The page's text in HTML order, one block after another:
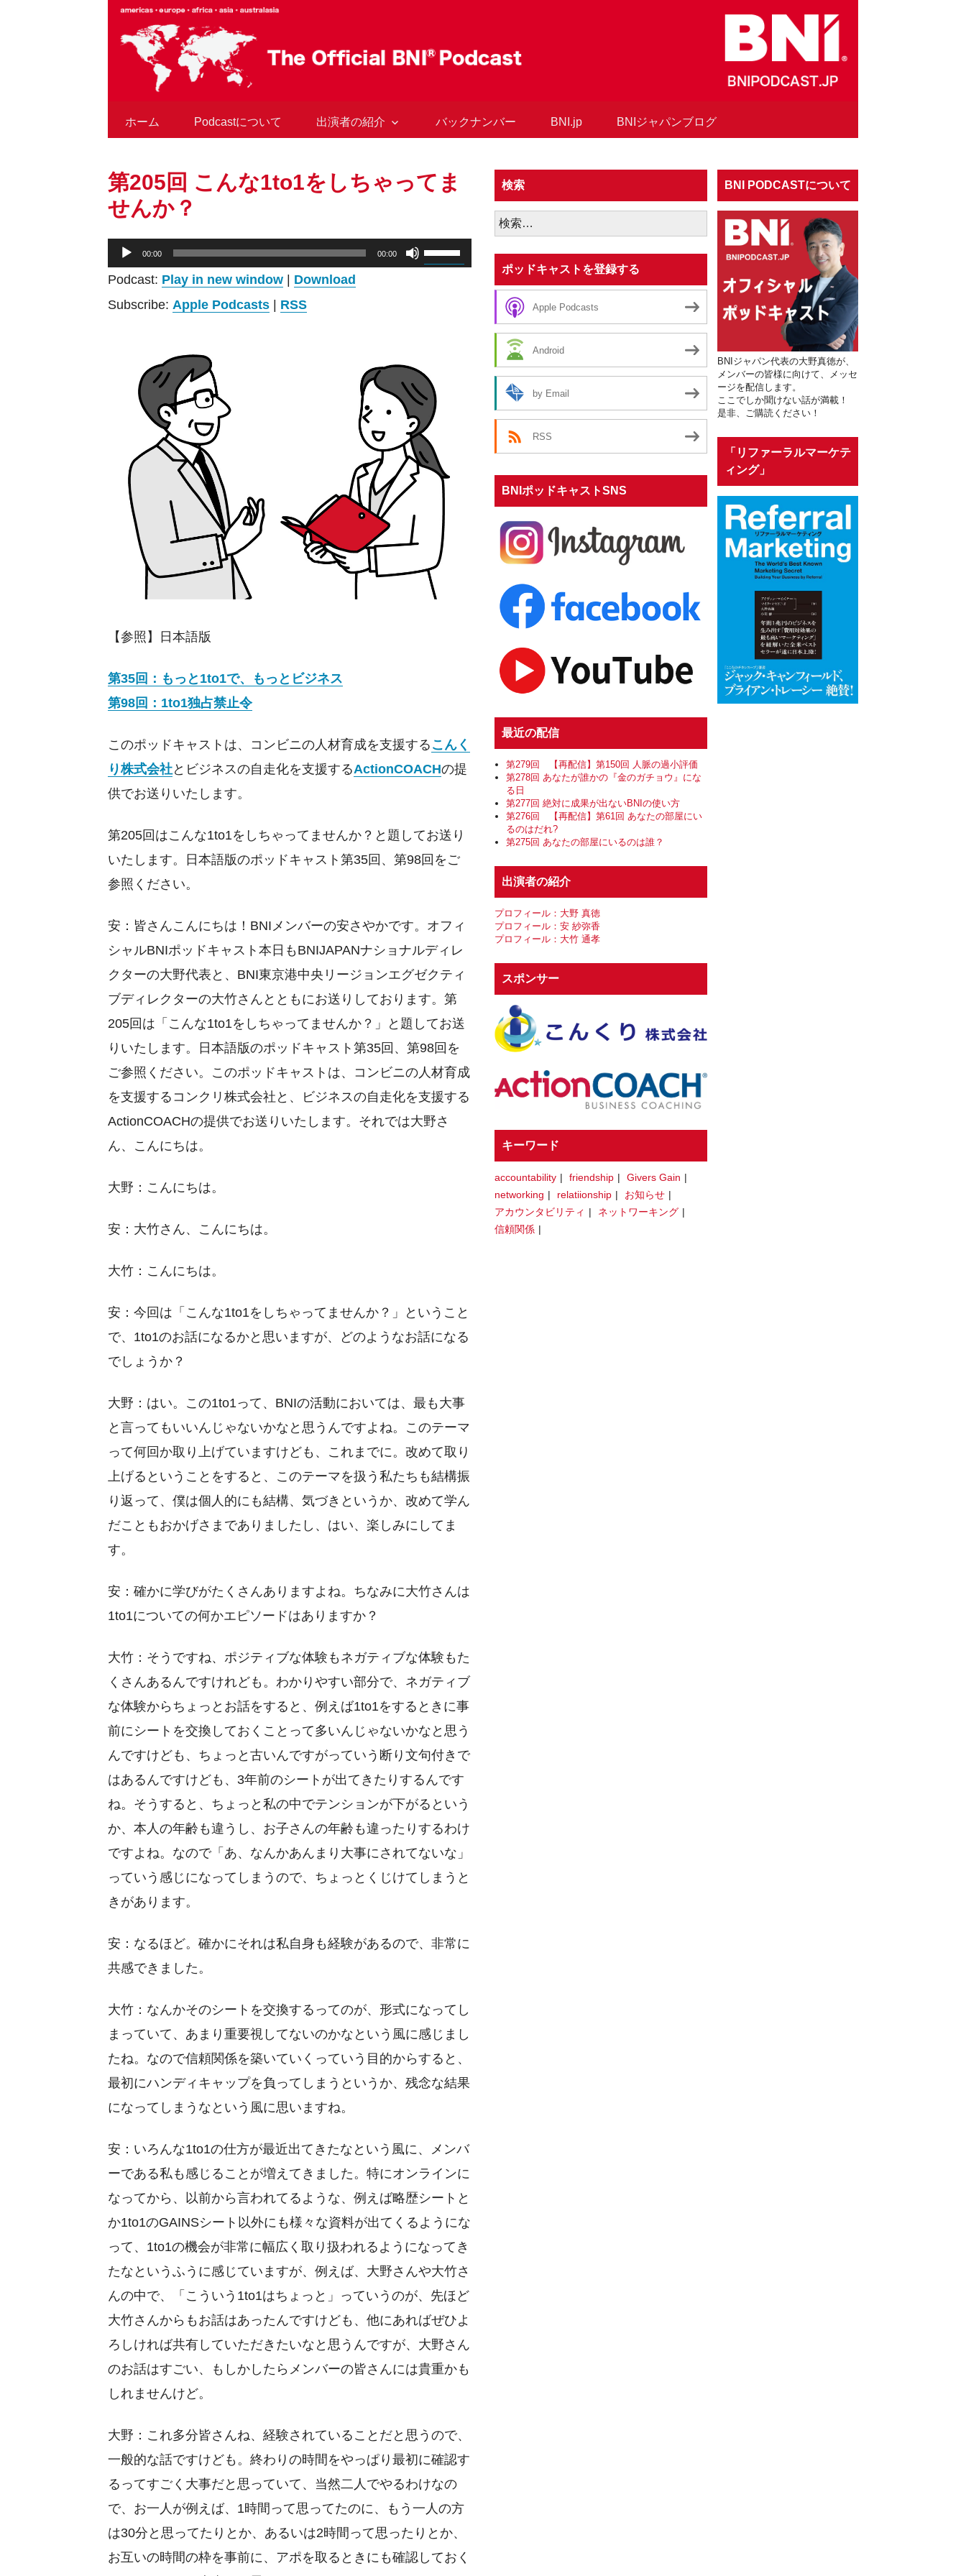
ホーム Podcastについて 出演者の紹介 バックナンバー BNI.jp BNIジャパンブログ
第205回 こんな1to1をしちゃってま
せんか？
プ
レ
00:00 00:00
リ
は
上
下
矢
印
キ
く
だ
Podcast: Play in new window
Download
Subscribe: Apple Podcasts RSS
【参照】日本語版
第35回：もっと1to1で、もっとビジネス
第98回：1to1独占禁止令
このポッドキャストは、コンビニの人材育成を支援する こんく
り株式会社とビジネスの自走化を支援するActionCOACHの提
供でお送りいたします。
第205回はこんな1to1をしちゃってませんか？と題してお送り
いたします。日本語版のポッドキャスト第35回、第98回をご
参照ください。
安：皆さんこんにちは！BNIメンバーの安さやかです。オフィ
シャルBNIポッドキャスト本日もBNIJAPANナショナルディレ
クターの大野代表と、BNI東京港中央リージョンエグゼクティ
ブディレクターの大竹さんとともにお送りしております。第
205回は「こんな1to1をしちゃってませんか？」と題してお送
りいたします。日本語版のポッドキャスト第35回、第98回を
ご参照ください。このポッドキャストは、コンビニの人材育成
を支援するコンクリ株式会社と、ビジネスの自走化を支援する
ActionCOACHの提供でお送りいたします。それでは大野さ
ん、こんにちは。
大野：こんにちは。
安：大竹さん、こんにちは。
大竹：こんにちは。
安：今回は「こんな1to1をしちゃってませんか？」ということ
で、1to1のお話になるかと思いますが、どのようなお話になる
でしょうか？
大野：はい。この1to1って、BNIの活動においては、最も大事
と言ってもいいんじゃないかなと思うんですよね。このテーマ
って何回か取り上げていますけども、これまでに。改めて取り
上げるということをすると、このテーマを扱う私たちも結構振
り返って、僕は個人的にも結構、気づきというか、改めて学ん
だこともおかげさまでありましたし、はい、楽しみにしてま
す。
安：確かに学びがたくさんありますよね。ちなみに大竹さんは
1to1についての何かエピソードはありますか？
大竹：そうですね、ポジティブな体験もネガティブな体験もた
くさんあるんですけれども。わかりやすい部分で、ネガティブ
な体験からちょっとお話をすると、例えば1to1をするときに事
前にシートを交換しておくことって多いんじゃないかなと思う
んですけども、ちょっと古いんですがっていう断り文句付きで
はあるんですけども、3年前のシートが出てきたりするんです
ね。そうすると、ちょっと私の中でテンションが下がるという
か、本人の年齢も違うし、お子さんの年齢も違ったりするわけ
ですよね。なので「あ、なんかあんまり大事にされてないな」
っていう感じになってしまうので、ちょっとくじけてしまうと
きがあります。
安：なるほど。確かにそれは私自身も経験があるので、非常に
共感できました。
大竹：なんかそのシートを交換するってのが、形式になってし
まっていて、あまり重要視してないのかなという風に感じまし
たね。なので信頼関係を築いていくっていう目的からすると、
最初にハンディキャップを負ってしまうというか、残念な結果
になってしまうなという風に思いますね。
安：いろんな1to1の仕方が最近出てきたなという風に、メンバ
ーである私も感じることが増えてきました。特にオンラインに
なってから、以前から言われてるような、例えば略歴シートと
か1to1のGAINSシート以外にも様々な資料が出てくるようにな
って、1to1の機会が非常に幅広く取り扱われるようになってき
たなというふうに感じていますが、例えば、大野さんや大竹さ
んの中で、「こういう1to1はちょっと」っていうのが、先ほど
大竹さんからもお話はあったんですけども、他にあればぜひよ
ろしければ共有していただきたいなと思うんですが、大野さん
のお話はすごい、もしかしたらメンバーの皆さんには貴重かも
しれませんけど。
大野：これ多分皆さんね、経験されていることだと思うので、
一般的な話ですけども。終わりの時間をやっぱり最初に確認す
るってすごく大事だと思っていて、当然二人でやるわけなの
で、お一人が例えば、1時間って思ってたのに、もう一人の方
は30分と思ってたりとか、あるいは2時間って思ったりとか、
お互いの時間の枠を事前に、アポを取るときにも確認しておく
BNI PODCASTについて
BNIジャパン代表の大野真徳が、
メンバーの皆様に向けて、メッセ
ージを配信します。
ここでしか聞けない話が満載！
是非、ご購読ください！
「リファーラルマーケテ
ィング」
検索
検
索:
ポッドキャストを登録する
Apple Podcasts
Android
by Email
RSS
BNIポッドキャストSNS
最近の配信
第279回 【再配信】第150回 人脈の過小評価
第278回 あなたが誰かの『金のガチョウ』にな
る日
第277回 絶対に成果が出ないBNIの使い方
第276回 【再配信】第61回 あなたの部屋にい
るのはだれ?
第275回 あなたの部屋にいるのは誰？
出演者の紹介
プロフィール：大野 真徳
プロフィール：安 紗弥香
プロフィール：大竹 通孝
スポンサー
キーワード
accountability friendship
Givers Gain
networking
relatiionship
お知らせ
アカウンタビリティ
ネットワーキング
信頼関係